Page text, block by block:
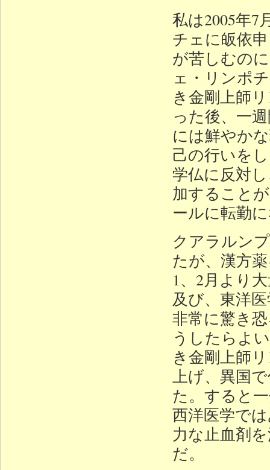
私は2005年7
チェに皈依
が苦しむの
ェ・リンポ
き金剛上師
った後、一
には鮮やか
己の行いを
学仏に反対
加すること
ールに転勤
クアラルン
たが、漢方
1、2月より
及び、東洋
非常に驚き
うしたらよ
き金剛上師
上げ、異国
た。すると
西洋医学で
力な止血剤
だ。